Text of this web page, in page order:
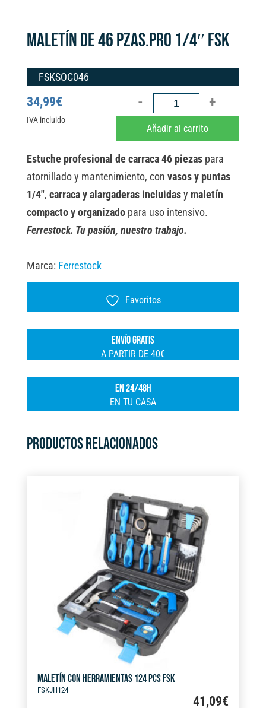
MALETÍN DE 46 PZAS.PRO 1/4″ FSK
FSKSOC046
34,99€
IVA incluido
MALETÍN
DE
PZAS.PRO
1/4"
FSK
cantidad
Añadir al carrito
Estuche profesional de carraca 46 piezaspara
atornillado y mantenimiento, con vasos y puntas
1/4″, carraca y alargaderas incluidasy maletín
compacto y organizadopara uso intensivo.
Ferrestock. Tu pasión, nuestro trabajo.
Marca: Ferrestock
Favoritos
ENVÍO GRATIS
A PARTIR DE 40€
EN 24/48H
EN TU CASA
PRODUCTOS RELACIONADOS
MALETÍN CON HERRAMIENTAS 124 PCS FSK
FSKJH124
41,09€